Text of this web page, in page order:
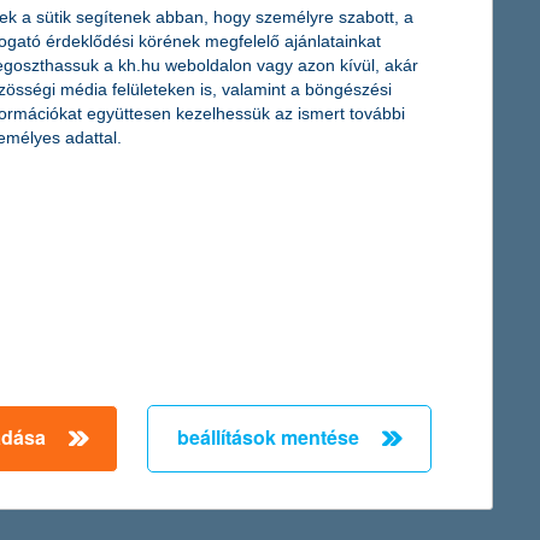
érdekében sokszor feladni kényszerülünk kényelmes
ne csupán bankszámlájuk magas egyenlegét jelentse,
napi rutinunkba nem csak pénztárcánk köszöni majd meg,
← Első Előző Következő utolsó →
a sütik segítenek abban, hogy személyre szabott, a
érdeklődési körének megfelelő ajánlatainkat
a kh.hu weboldalon vagy azon kívül, akár
média felületeken is, valamint a böngészési
együttesen kezelhessük az ismert további
adattal.
beállítások mentése